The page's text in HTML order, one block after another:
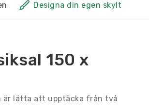
Återvinningsskyltar
Designa din egen skylt
150 x
är lätta att upptäcka från två